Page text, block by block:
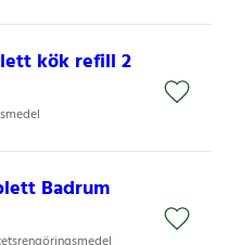
kök refill 2
Badrum